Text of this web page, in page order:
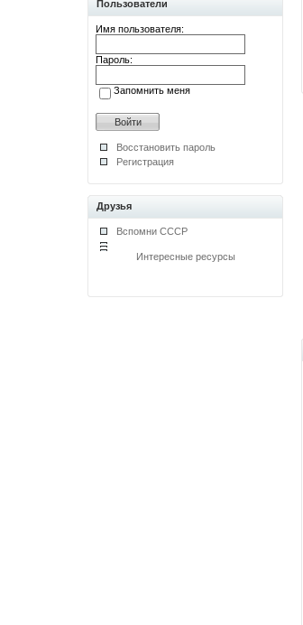
Пользователи
Имя пользователя:
Пароль:
Запомнить меня
Восстановить пароль
Регистрация
Друзья
Вспомни СССР
Интересные ресурсы